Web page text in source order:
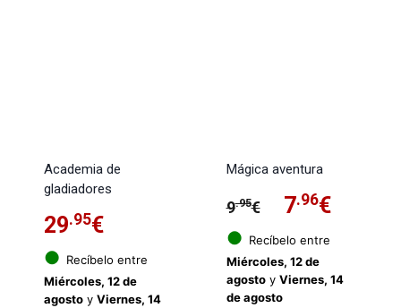
Academia de
gladiadores
29.95€
● Recíbelo entre
Miércoles, 12 de
agostoy Viernes, 14
Mágica aventura
9.95€
El
precio
original
7.96€El
actual
● Recíbelo entre
Miércoles, 12 de
agostoy Viernes, 14
de agosto